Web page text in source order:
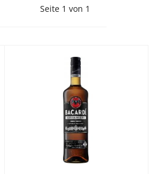
Vorherige Seite
Seite 1 von 1